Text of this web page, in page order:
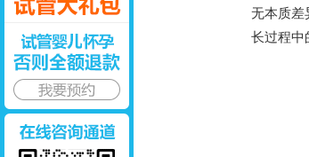
无本质差
长过程中